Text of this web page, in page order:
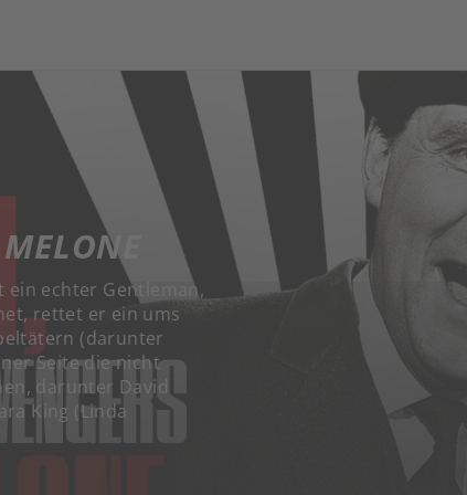
ein echter Gentleman,
rettet er ein ums
(darunter
Seite die nicht
darunter David
King (Linda